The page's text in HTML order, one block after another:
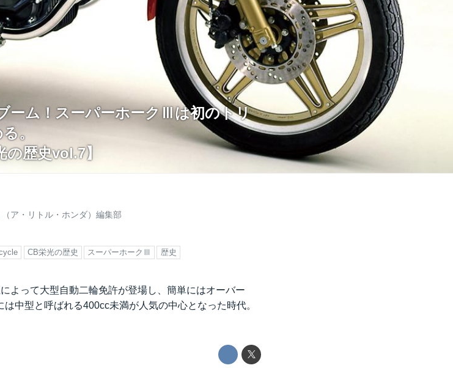
ーム！スーパーホークⅢは初のトリ
。
の歴史vol.7】
ア・リトル・ホンダ）編集部
CB栄光の歴史 スーパーホークⅢ 歴史
よって大型自動二輪免許が登場し、簡単にはオーバー
中型と呼ばれる400cc未満が人気の中心となった時代。